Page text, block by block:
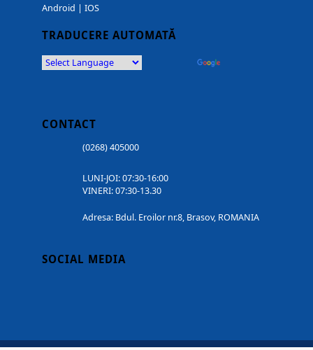
Android | IOS
TRADUCERE AUTOMATĂ
CONTACT
(0268) 405000
LUNI-JOI: 07:30-16:00
VINERI: 07:30-13.30
Adresa: Bdul. Eroilor nr.8, Brasov, ROMANIA
SOCIAL MEDIA